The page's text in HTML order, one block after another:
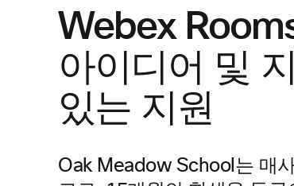
Webex
아이디어 및
있는 지원
Oak Meadow School는 매